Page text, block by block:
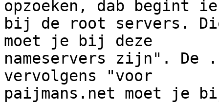
opzoeken, dab begint ie
bij de root servers.
moet je bij deze
nameservers zijn". De
vervolgens "voor
paijmans.net moet je